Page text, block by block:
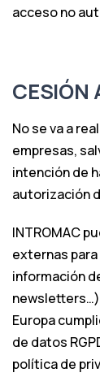
acceso no
CESIÓN
No se va a
empresas,
intención de
autorización
INTROMAC
externas
información
newsletters…)
Europa
de datos
política de